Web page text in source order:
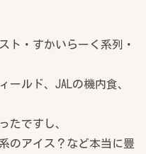
ト・すかいらーく系列・
ールド、JALの機内食、
たですし、
のアイス？など本当に豊